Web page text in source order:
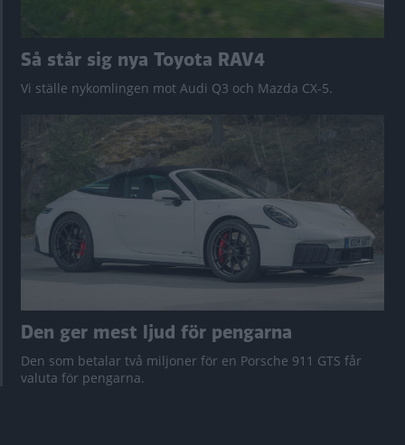
Så står sig nya Toyota RAV4
Vi ställe nykomlingen mot Audi Q3 och Mazda CX-5.
Den ger mest ljud för pengarna
Den som betalar två miljoner för en Porsche 911 GTS får
valuta för pengarna.